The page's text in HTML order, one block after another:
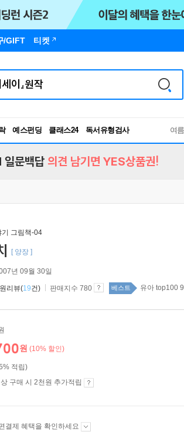
/GIFT 티켓
예스펀딩 클래스24
독서유형검사
RBTI Lab
여
일문백답 의견 남기면 YES상품권!
기 그림책-04
[ 양장 ]
년 09월 30일
리뷰(19건) 판매지수 780 베스트 유아 top100
원 (10% 할인)
적립)
구매 시 2천원 추가적립
결제 혜택을 확인하세요